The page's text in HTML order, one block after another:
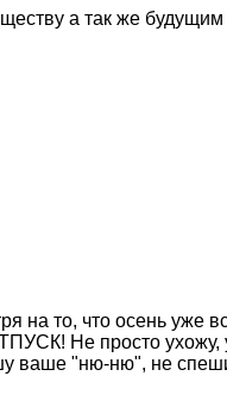
а так же
на то, что осень
Не просто ухожу,
ваше "ню-ню", не